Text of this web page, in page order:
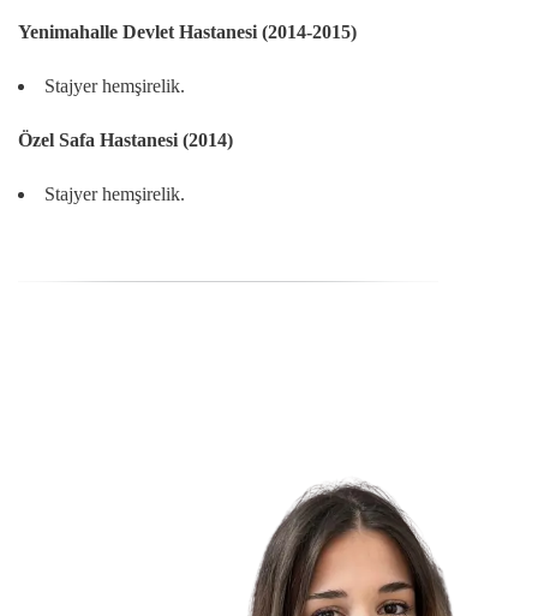
Yenimahalle Devlet Hastanesi (2014-2015)
Stajyer hemşirelik.
Özel Safa Hastanesi (2014)
Stajyer hemşirelik.